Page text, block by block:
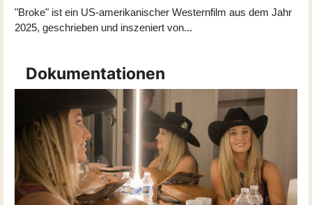
"Broke" ist ein US-amerikanischer Westernfilm aus dem Jahr
2025, geschrieben und inszeniert von...
Dokumentationen